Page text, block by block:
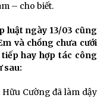
– cho biết.
luật ngày 13/03 cũng
và chồng chưa cưới
hay hợp tác công
sau:
Cường đã làm dậy